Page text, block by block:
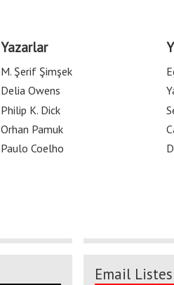
Yazarlar
M. Şerif Şimşek
Delia Owens
Philip K. Dick
Orhan Pamuk
Paulo Coelho
Email